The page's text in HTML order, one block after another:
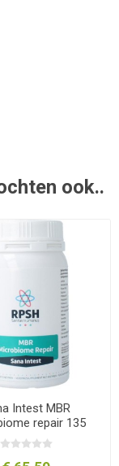
ook..
Intest MBR
repair 135
capsules